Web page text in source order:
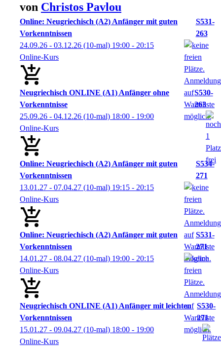
von Christos Pavlou
Online: Neugriechisch (A2) Anfänger mit guten
Vorkenntnissen
S531-
263
24.09.26 - 03.12.26 (10-mal) 19:00 - 20:15
Online-Kurs
Neugriechisch ONLINE (A1) Anfänger ohne
Vorkenntnisse
S530-
263
25.09.26 - 04.12.26 (10-mal) 18:00 - 19:00
Online-Kurs
Online: Neugriechisch (A2) Anfänger mit guten
Vorkenntnissen
S534-
271
13.01.27 - 07.04.27 (10-mal) 19:15 - 20:15
Online-Kurs
Online: Neugriechisch (A2) Anfänger mit guten
Vorkenntnissen
S531-
271
14.01.27 - 08.04.27 (10-mal) 19:00 - 20:15
Online-Kurs
Neugriechisch ONLINE (A1) Anfänger mit leichten
Vorkenntnissen
S530-
271
15.01.27 - 09.04.27 (10-mal) 18:00 - 19:00
Online-Kurs